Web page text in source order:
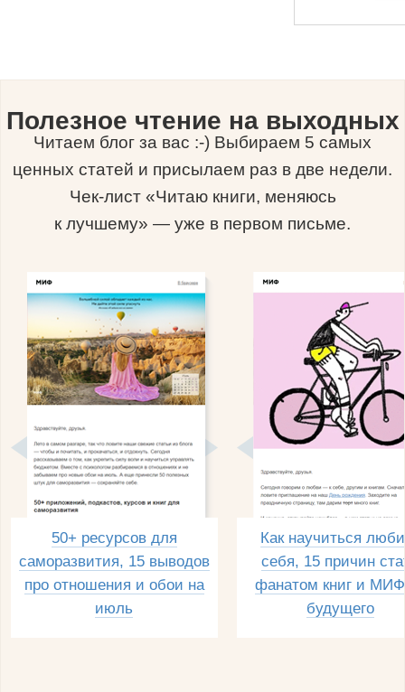
Полезное чтение на выходных
Читаем блог за вас :-) Выбираем 5 самых
ценных статей и присылаем раз в две недели.
Чек-лист «Читаю книги, меняюсь
к лучшему» — уже в первом письме.
50+ ресурсов для
саморазвития, 15 выводов
про отношения и обои на
июль
Как научиться
себя, 15 причин
фанатом книг и
будущего